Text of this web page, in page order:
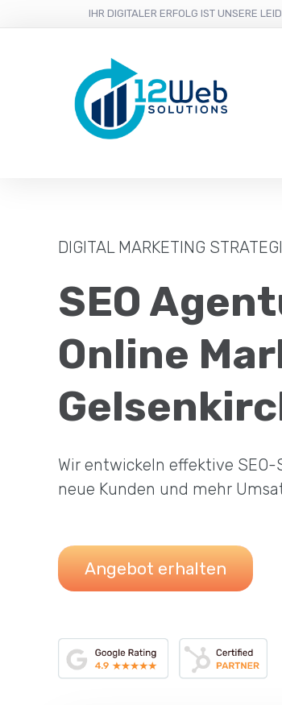
IHR DIGITALER ERFOLG IST UNSERE
DIGITAL MARKETING
SEO
Online
Wir entwickeln effektive
neue Kunden und mehr
Angebot erhalten